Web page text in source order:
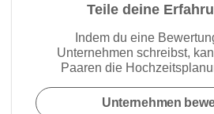
Teile deine
Indem du eine
Unternehmen schreibst,
Paaren die
Unternehmen